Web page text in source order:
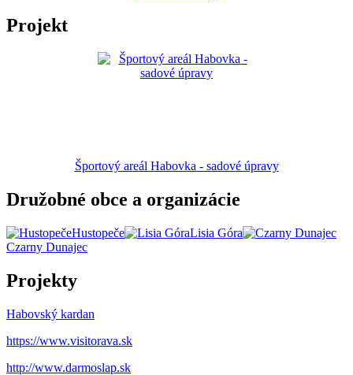
Projekt
Športový areál Habovka - sadové úpravy
Družobné obce a organizácie
Hustopeče
Lisia Góra
Czarny Dunajec
Projekty
Habovský kardan
https://www.visitorava.sk
http://www.darmoslap.sk